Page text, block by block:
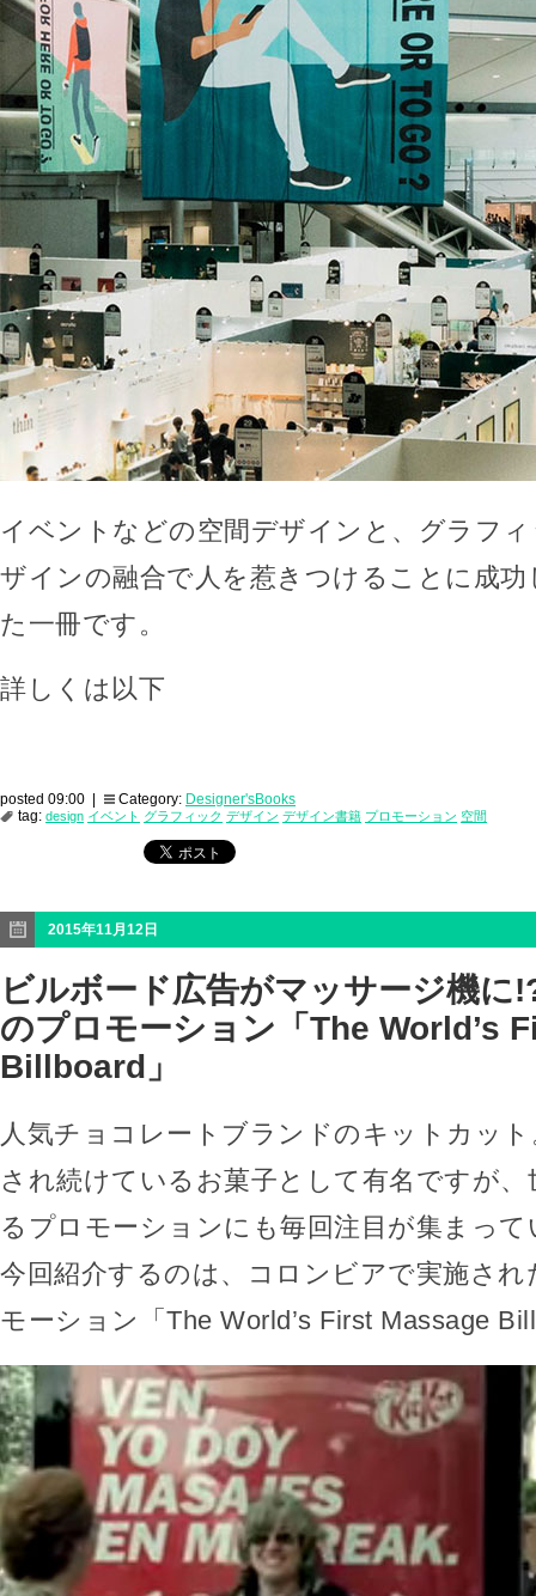
イベントなどの空間デザインと、グラフ
ザインの融合で人を惹きつけることに成
た一冊です。
詳しくは以下
posted 09:00 | Category: Designer'sBooks
tag: design イベント グラフィック デザイン デザイン書籍 プロモーション 空間
2015年11月12日
ビルボード広告がマッサージ機に
のプロモーション「The World’s
Billboard」
人気チョコレートブランドのキットカッ
され続けているお菓子として有名ですが
るプロモーションにも毎回注目が集まっ
今回紹介するのは、コロンビアで実施さ
モーション「The World’s First Massage